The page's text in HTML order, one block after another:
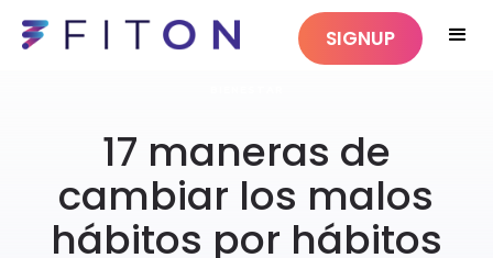
SIGNUP
17 maneras de
cambiar los malos
hábitos por hábitos